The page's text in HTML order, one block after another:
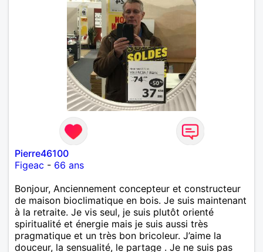
Pierre46100
Figeac - 66 ans
Bonjour, Anciennement concepteur et constructeur
de maison bioclimatique en bois. Je suis maintenant
à la retraite. Je vis seul, je suis plutôt orienté
spiritualité et énergie mais je suis aussi très
pragmatique et un très bon bricoleur. J’aime la
douceur, la sensualité, le partage . Je ne suis pas